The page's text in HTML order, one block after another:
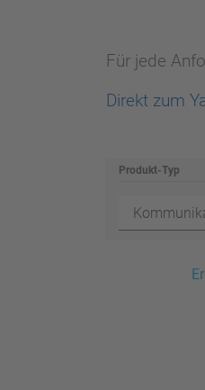
Für jede
Direkt zum
Produkt-Typ